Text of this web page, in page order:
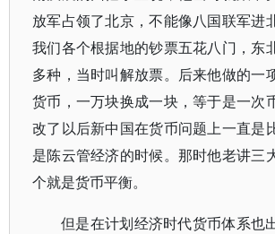
放军占领了北京，不能像八国联军进
我们各个根据地的钞票五花八门，东
多种，当时叫解放票。后来他做的一
货币，一万块换成一块，等于是一次
改了以后新中国在货币问题上一直是
是陈云管经济的时候。那时他老讲三
个就是货币平衡。
但是在计划经济时代货币体系也